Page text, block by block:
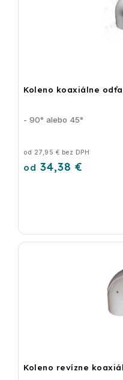
Koleno koaxiálne
od 27,95 € bez DPH
od 34,38 €
- 90°
Koleno revízne